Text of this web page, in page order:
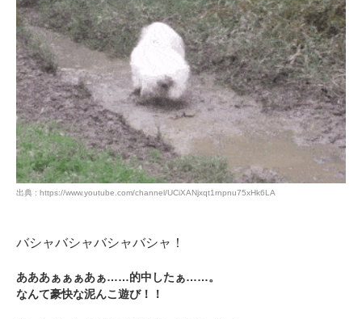
出典 : https://www.youtube.com/channel/UCiXANjxqt1rnpnu75xHk6LA
バシャバシャバシャバシャ！
あああぁぁぁあぁ……的中したぁ……。
なんて豪快な泥んこ遊び！！